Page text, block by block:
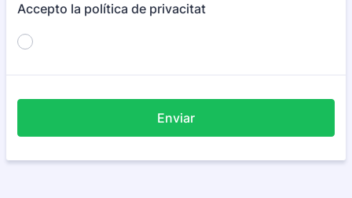
Accepto la política de privacitat
Enviar